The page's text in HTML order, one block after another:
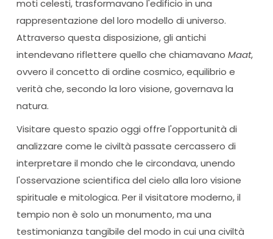
moti celesti, trasformavano l'edificio in una
rappresentazione del loro modello di universo.
Attraverso questa disposizione, gli antichi
intendevano riflettere quello che chiamavano Maat,
ovvero il concetto di ordine cosmico, equilibrio e
verità che, secondo la loro visione, governava la
natura.
Visitare questo spazio oggi offre l'opportunità di
analizzare come le civiltà passate cercassero di
interpretare il mondo che le circondava, unendo
l'osservazione scientifica del cielo alla loro visione
spirituale e mitologica. Per il visitatore moderno, il
tempio non è solo un monumento, ma una
testimonianza tangibile del modo in cui una civiltà